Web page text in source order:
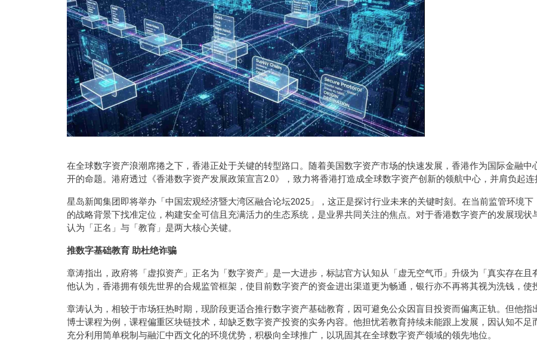
在全球数字资产浪潮席捲之下，香港正处于关键的转型路口。随着美国数字资产市场的快速发展，香港作为国际金融
开的命题。港府透过《香港数字资产发展政策宣言2.0》，致力将香港打造成全球数字资产创新的领航中心，并肩负起连
星岛新闻集团即将举办「中国宏观经济暨大湾区融合论坛2025」，这正是探讨行业未来的关键时刻。在当前监管环境
的战略背景下找准定位，构建安全可信且充满活力的生态系统，是业界共同关注的焦点。对于香港数字资产的发展现
认为「正名」与「教育」是两大核心关键。
推数字基础教育 助杜绝诈骗
章涛指出，政府将「虚拟资产」正名为「数字资产」是一大进步，标誌官方认知从「虚无空气币」升级为「真实存在且
他认为，香港拥有领先世界的合规监管框架，使目前数字资产的资金进出渠道更为畅通，银行亦不再将其视为洗钱，使
章涛认为，相较于市场狂热时期，现阶段更适合推行数字资产基础教育，因可避免公众因盲目投资而偏离正轨。但他
博士课程为例，课程偏重区块链技术 ，却缺乏数字资产投资的实务内容。他担忧若教育持续未能跟上发展，因认知不
充分利用简单税制与融汇中西文化的环境优势，积极向全球推广，以巩固其在全球数字资产领域的领先地位。